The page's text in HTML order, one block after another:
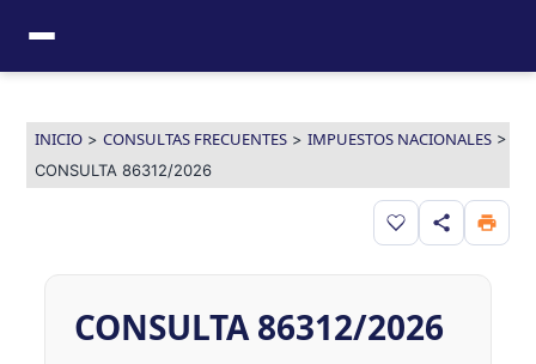
contenido
INICIO> CONSULTAS FRECUENTES> IMPUESTOS NACIONALES>
CONSULTA 86312/2026
Guardar en
CONSULTA 86312/2026